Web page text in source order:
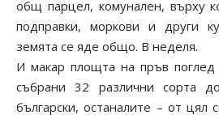
общ парцел, комунален, върху
подправки, моркови и други
земята се яде общо. В неделя.
И макар площта на пръв
събрани 32 различни сорта
български, останалите – от цял